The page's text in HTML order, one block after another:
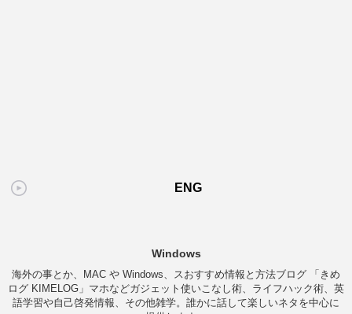
ENG
Windows
海外の事とか、MAC や Windows、スおすすめ情報と方法ブログ 「きめ
ログ KIMELOG」マホなどガジェット使いこなし術、ライフハック術、英
語学習や自己啓発情報、その他雑学。誰かに話して楽しいネタを中心に